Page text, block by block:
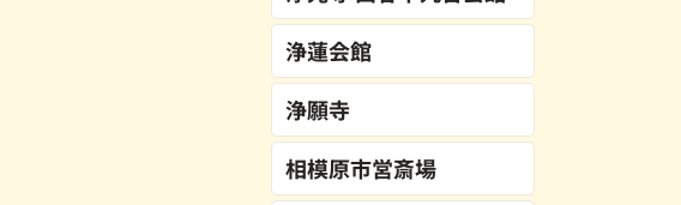
浄蓮会館
浄願寺
相模原市営斎場